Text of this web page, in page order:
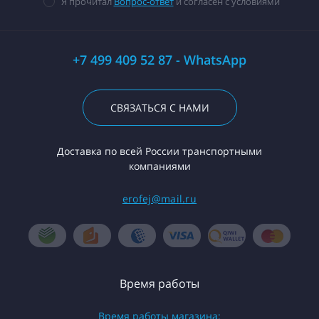
+7 499 409 52 87 - WhatsApp
СВЯЗАТЬСЯ С НАМИ
Доставка по всей России транспортными
компаниями
erofej@mail.ru
Время работы
Время работы магазина: